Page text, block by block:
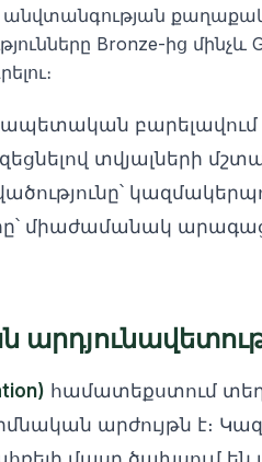
անվտանգության
Bronze-ից մինչև
բարելավում
տվյալների
միաժամանակ
համատեքստում
արժույթն է։